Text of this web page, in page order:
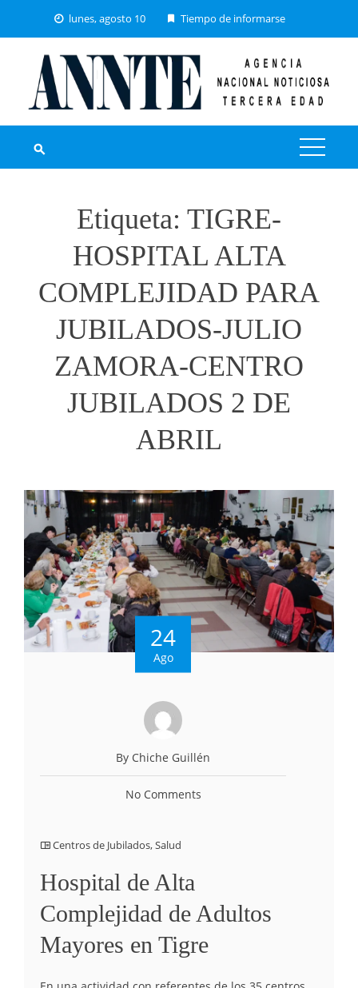
lunes, agosto 10 Tiempo de informarse
Etiqueta: TIGRE-
HOSPITAL ALTA
COMPLEJIDAD PARA
JUBILADOS-JULIO
ZAMORA-CENTRO
JUBILADOS 2 DE
ABRIL
24
Ago
By Chiche Guillén
No Comments
Centros de Jubilados,Salud
Hospital de Alta
Complejidad de Adultos
Mayores en Tigre